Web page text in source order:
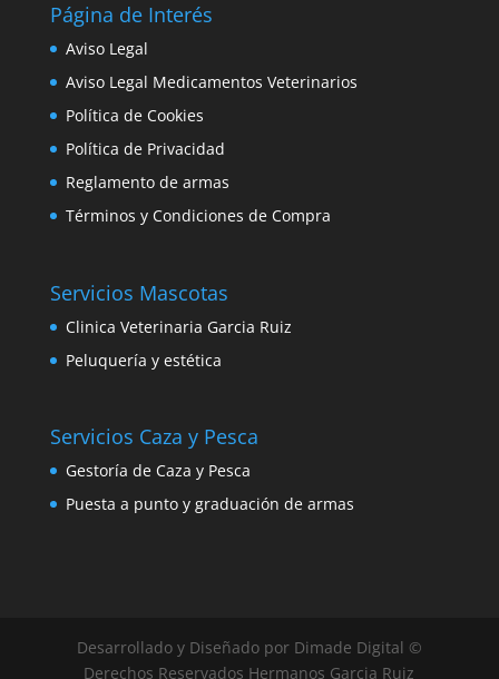
Página de Interés
Aviso Legal
Aviso Legal Medicamentos Veterinarios
Política de Cookies
Política de Privacidad
Reglamento de armas
Términos y Condiciones de Compra
Servicios Mascotas
Clinica Veterinaria Garcia Ruiz
Peluquería y estética
Servicios Caza y Pesca
Gestoría de Caza y Pesca
Puesta a punto y graduación de armas
Desarrollado y Diseñado por Dimade Digital ©
Derechos Reservados Hermanos Garcia Ruiz